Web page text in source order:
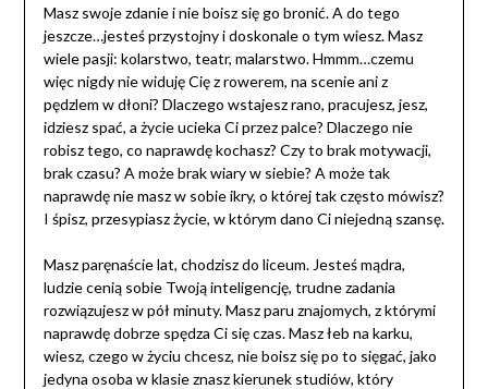
Masz swoje zdanie i nie boisz się go bronić. A do tego
jeszcze…jesteś przystojny i doskonale o tym wiesz. Masz
wiele pasji: kolarstwo, teatr, malarstwo. Hmmm…czemu
więc nigdy nie widuję Cię z rowerem, na scenie ani z
pędzlem w dłoni? Dlaczego wstajesz rano, pracujesz, jesz,
idziesz spać, a życie ucieka Ci przez palce? Dlaczego nie
robisz tego, co naprawdę kochasz? Czy to brak motywacji,
brak czasu? A może brak wiary w siebie? A może tak
naprawdę nie masz w sobie ikry, o której tak często mówisz?
I śpisz, przesypiasz życie, w którym dano Ci niejedną szansę.
Masz paręnaście lat, chodzisz do liceum. Jesteś mądra,
ludzie cenią sobie Twoją inteligencję, trudne zadania
rozwiązujesz w pół minuty. Masz paru znajomych, z którymi
naprawdę dobrze spędza Ci się czas. Masz łeb na karku,
wiesz, czego w życiu chcesz, nie boisz się po to sięgać, jako
jedyna osoba w klasie znasz kierunek studiów, który